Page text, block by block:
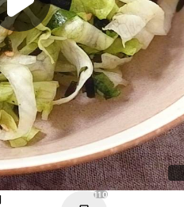
110